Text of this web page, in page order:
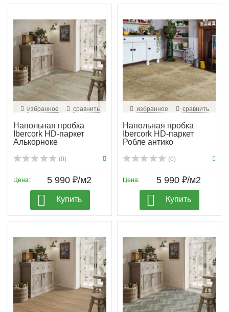
избранное сравнить
Напольная пробка
Ibercork HD-паркет
Алькорноке
(0)
Цена: 5 990 ₽/м2
Купить
избранное сравнить
Напольная пробка
Ibercork HD-паркет
Робле антико
(0)
Цена: 5 990 ₽/м2
Купить